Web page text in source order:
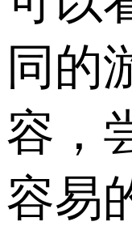
同的
容，
容易